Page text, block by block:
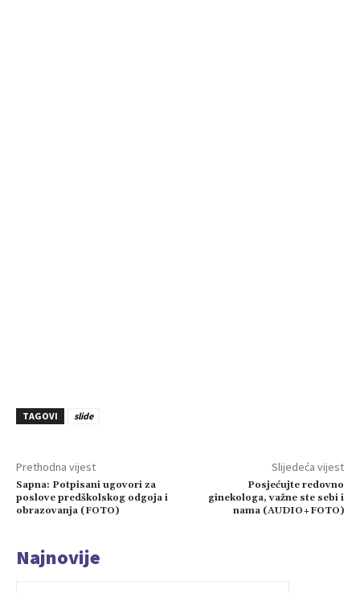
TAGOVI slide
Prethodna vijest
Sapna: Potpisani ugovori za
poslove predškolskog odgoja i
obrazovanja (FOTO)
Slijedeća vijest
Posjećujte redovno
ginekologa, važne ste sebi i
nama (AUDIO+FOTO)
Najnovije